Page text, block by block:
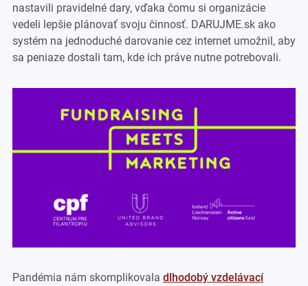
nastavili pravidelné dary, vďaka čomu si organizácie
vedeli lepšie plánovať svoju činnosť. DARUJME.sk ako
systém na jednoduché darovanie cez internet umožnil, aby
sa peniaze dostali tam, kde ich práve nutne potrebovali.
Pandémia nám skomplikovala dlhodobý vzdelávací